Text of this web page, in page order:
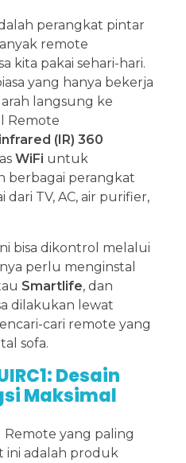
perangkat pintar
remote
kita pakai sehari-hari.
yang hanya bekerja
langsung ke
Remote
(IR) 360
WiFi untuk
berbagai perangkat
TV, AC, air purifier,
bisa dikontrol melalui
perlu menginstal
Smartlife, dan
dilakukan lewat
cari remote yang
sofa.
Desain
Maksimal
Remote yang paling
ini adalah produk